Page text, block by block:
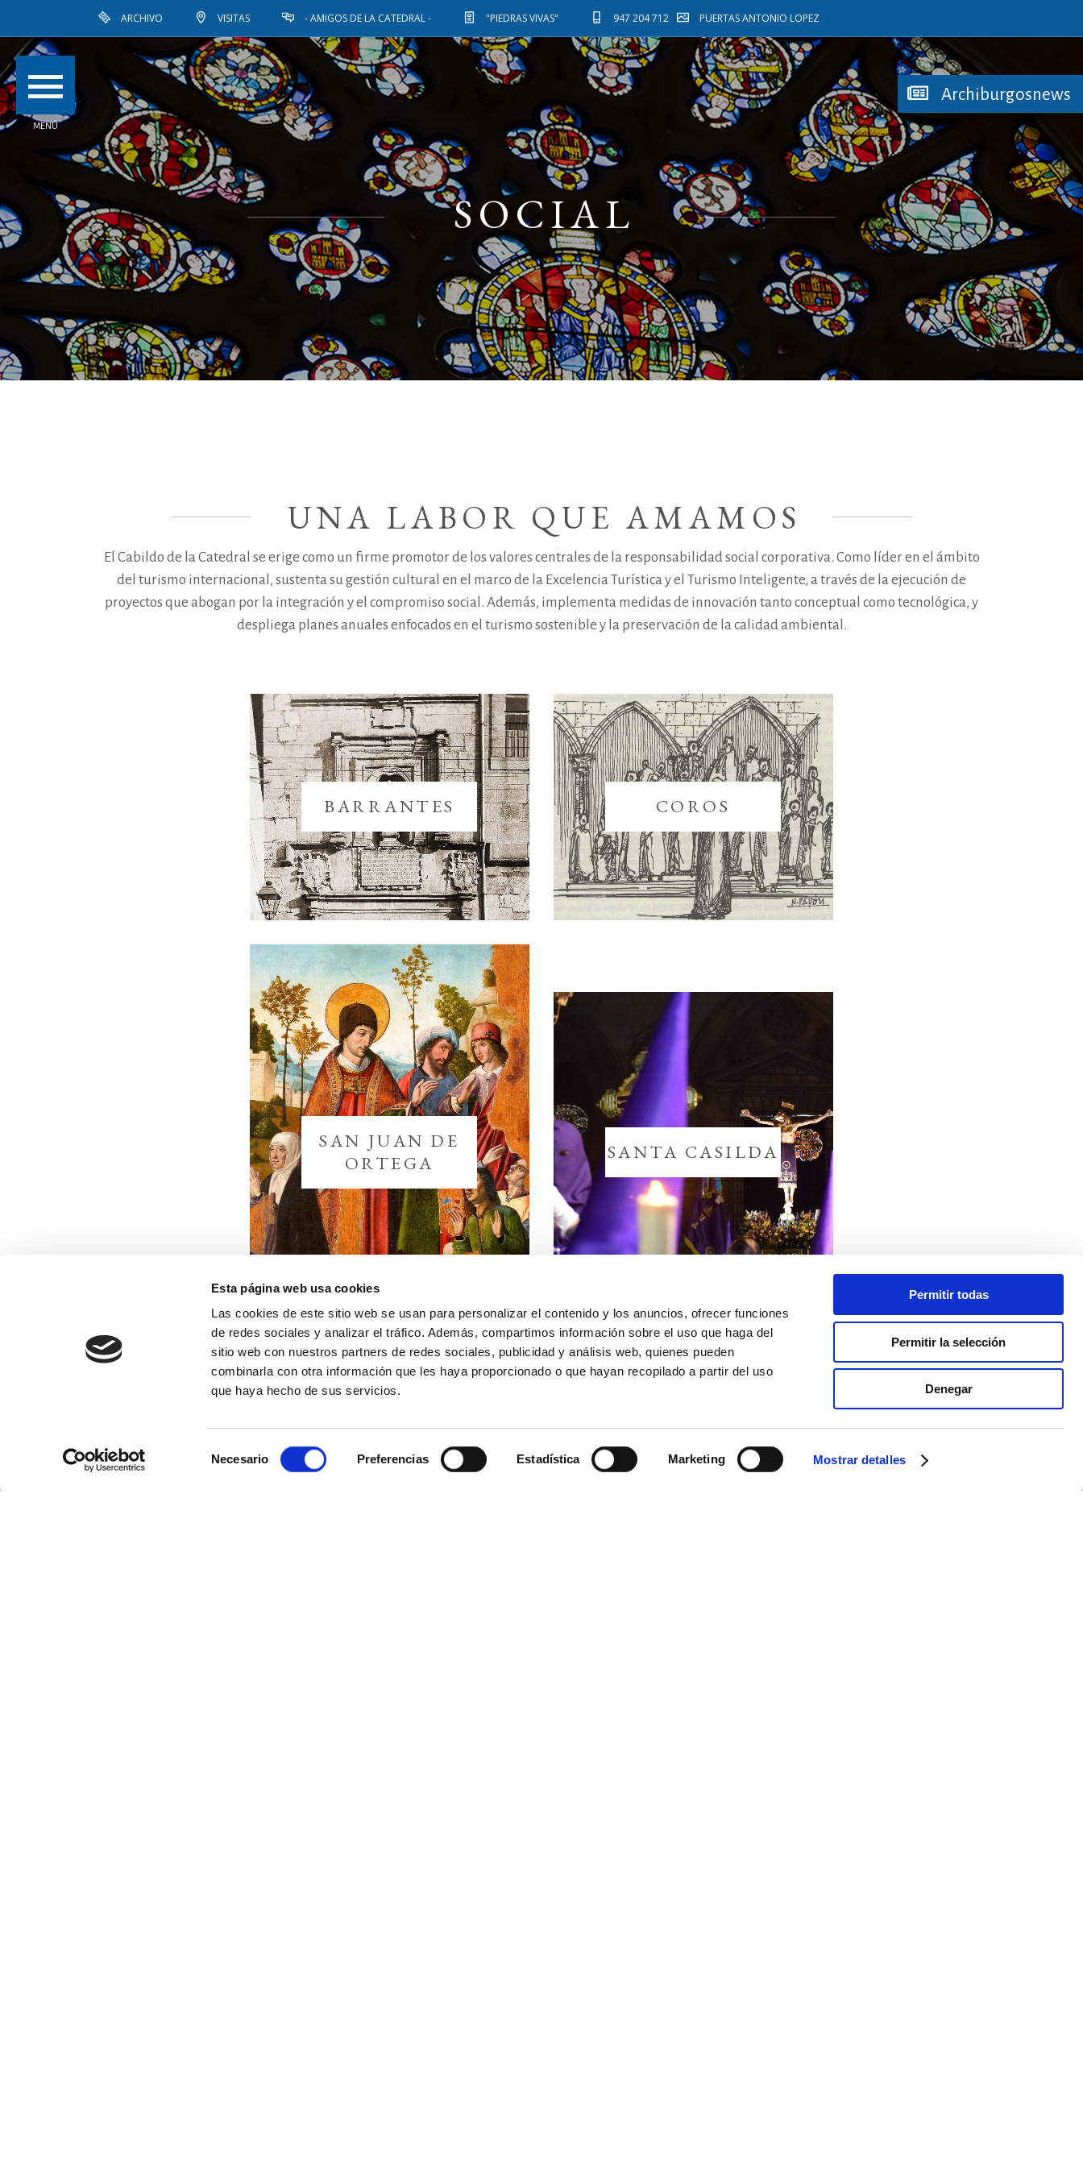
Esta página web usa cookies
Las cookies de este sitio web se usan para personalizar el contenido y los anuncios, ofrecer funciones
de redes sociales y analizar el tráfico. Además, compartimos información sobre el uso que haga del
sitio web con nuestros partners de redes sociales, publicidad y análisis web, quienes pueden
combinarla con otra información que les haya proporcionado o que hayan recopilado a partir del uso
que haya hecho de sus servicios.
Necesario Preferencias Estadística Marketing Mostrar detalles
Permitir todas
Permitir la selección
Denegar
ARCHIVO VISITAS - AMIGOS DE LA CATEDRAL - "PIEDRAS VIVAS" 947 204 712 PUERTAS ANTONIO LOPEZ
SOCIAL
UNA LABOR QUE AMAMOS
El Cabildo de la Catedral se erige como un firme promotor de los valores centrales de la responsabilidad social corporativa. Como líder en el ámbito
del turismo internacional, sustenta su gestión cultural en el marco de la Excelencia Turística y el Turismo Inteligente, a través de la ejecución de
proyectos que abogan por la integración y el compromiso social. Además, implementa medidas de innovación tanto conceptual como tecnológica, y
despliega planes anuales enfocados en el turismo sostenible y la preservación de la calidad ambiental.
BARRANTES COROS
SAN JUAN DE
ORTEGA
SANTA CASILDA
Pl. Sta. María, s/n, 09003
Inicio
Eventos
“AMIGOS DE LA
CATEDRAL ”
PIEDRAS VIVAS
Visitas
Archivo
Pastoral
Barrantes
Coros
Videojuego
Noticias
Portal de transparencia
BASES CONVOCATORIA
PROYECTO SOCIAL
PIEDRAS VIVAS
Horario
Lunes ‒ Domingo: 09:30 ‒
Redes Sociales
Facebook
Archiburgosnews